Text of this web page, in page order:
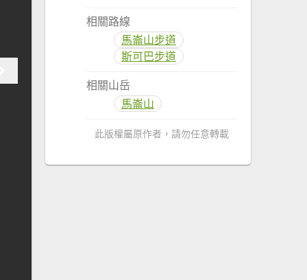
相關路線
馬崙山步道
斯可巴步道
相關山岳
馬崙山
此版權屬原作者，請勿任意轉載